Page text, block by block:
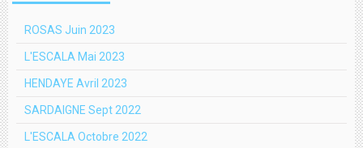
ROSAS Juin 2023
L'ESCALA Mai 2023
HENDAYE Avril 2023
SARDAIGNE Sept 2022
L'ESCALA Octobre 2022